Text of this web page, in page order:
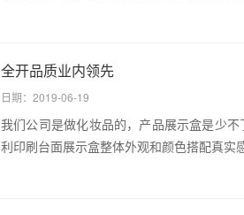
全开品质业内领先
日期：2019-06-19
我们公司是做化妆品的，产品展示盒是少
利印刷台面展示盒整体外观和颜色搭配真实